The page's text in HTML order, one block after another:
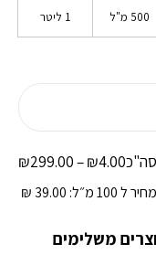
500 מ"ל 1 ליטר
סה"כ ₪4.00
–
₪299.00
מחיר ל 100 מ״ל: ₪ 39.00
משלימים